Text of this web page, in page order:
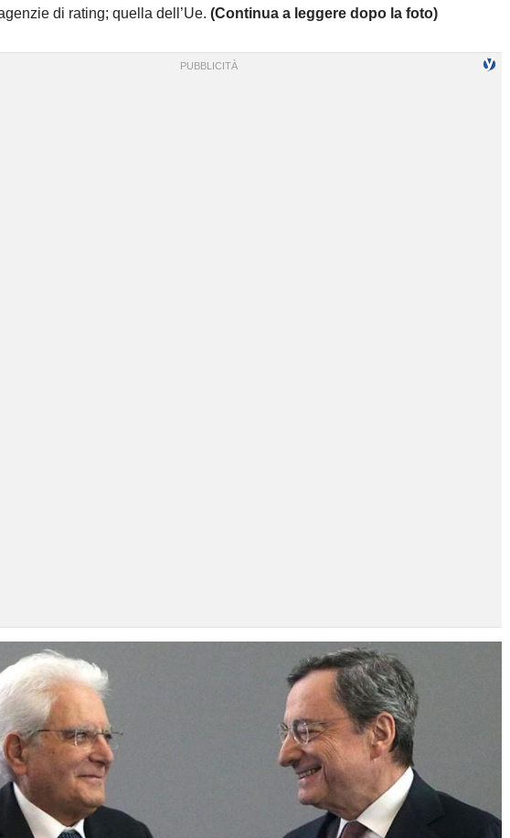
di rating; quella dell’Ue. (Continua a leggere dopo la foto)